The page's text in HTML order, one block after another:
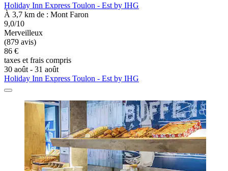
Holiday Inn Express Toulon - Est by IHG
À 3,7 km de : Mont Faron
9,0/10
Merveilleux
(879 avis)
86 €
taxes et frais compris
30 août - 31 août
Holiday Inn Express Toulon - Est by IHG